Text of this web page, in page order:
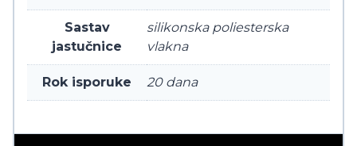
Sastav
jastučnice
silikonska poliesterska
vlakna
Rok isporuke 20 dana